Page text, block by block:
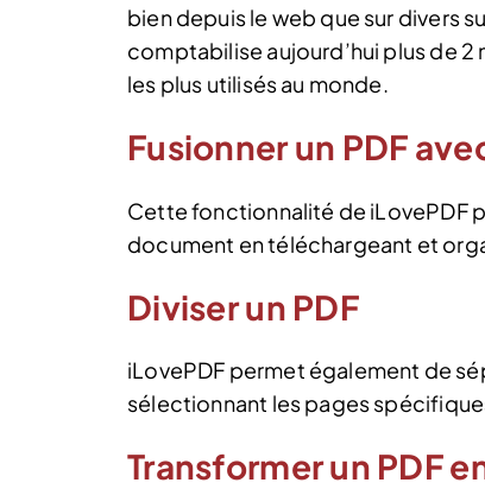
bien depuis le web que sur divers
comptabilise aujourd’hui plus de
les plus utilisés au monde.
Fusionner un PDF
Cette fonctionnalité de iLovePDF
document en téléchargeant et
Diviser un PDF
iLovePDF permet également de
sélectionnant les pages
Transformer un PDF